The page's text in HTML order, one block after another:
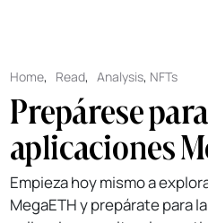
Home, Read,Analysis, NFTs
Prepárese
aplicaciones
Empieza hoy mismo a
MegaETH y prepárate para